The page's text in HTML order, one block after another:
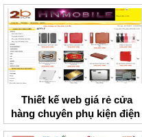
Thiết kế web giá rẻ cửa
hàng chuyên phụ kiện điện
thoại HNMobile